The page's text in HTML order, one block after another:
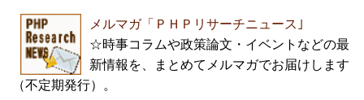
メルマガ「ＰＨＰリサーチニュース｣
☆時事コラムや政策論文・イベントなどの最
新情報を、まとめてメルマガでお届けします
（不定期発行）。